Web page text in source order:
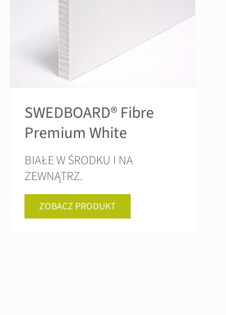
SWEDBOARD® Fibre
Premium White
BIAŁE W ŚRODKU I NA
ZEWNĄTRZ.
ZOBACZ PRODUKT